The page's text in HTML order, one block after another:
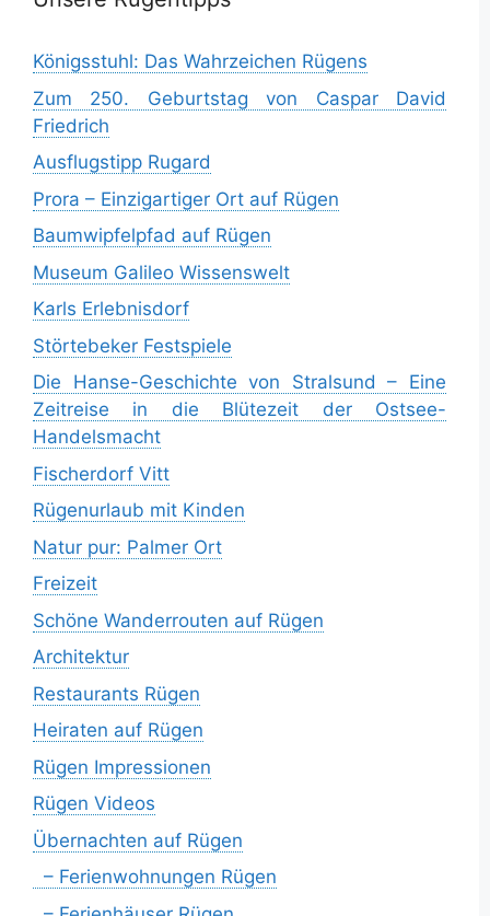
Königsstuhl: Das Wahrzeichen Rügens
Zum 250. Geburtstag von Caspar David
Friedrich
Ausflugstipp Rugard
Prora – Einzigartiger Ort auf Rügen
Baumwipfelpfad auf Rügen
Museum Galileo Wissenswelt
Karls Erlebnisdorf
Störtebeker Festspiele
Die Hanse-Geschichte von Stralsund – Eine
Zeitreise in die Blütezeit der Ostsee-
Handelsmacht
Fischerdorf Vitt
Rügenurlaub mit Kinden
Natur pur: Palmer Ort
Freizeit
Schöne Wanderrouten auf Rügen
Architektur
Restaurants Rügen
Heiraten auf Rügen
Rügen Impressionen
Rügen Videos
Übernachten auf Rügen
– Ferienwohnungen Rügen